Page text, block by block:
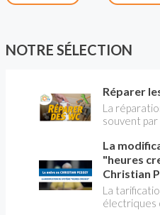
NOTRE SÉLECTION
Réparer
La
souvent
expliquer
La
"heures
Christian
La
électriques